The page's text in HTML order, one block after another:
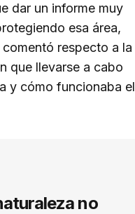
dar un informe muy
esa área,
respecto a la
que llevarse a cabo
y cómo funcionaba el
no